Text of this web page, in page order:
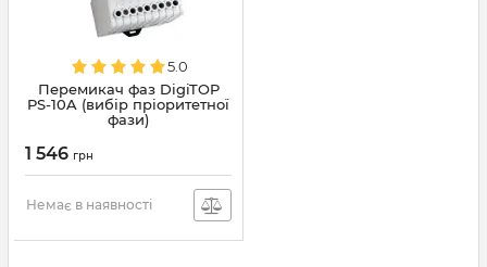
5.0
Перемикач фаз DigiTOP
PS-10A (вибір пріоритетної
фази)
1 546 грн
Немає в наявності